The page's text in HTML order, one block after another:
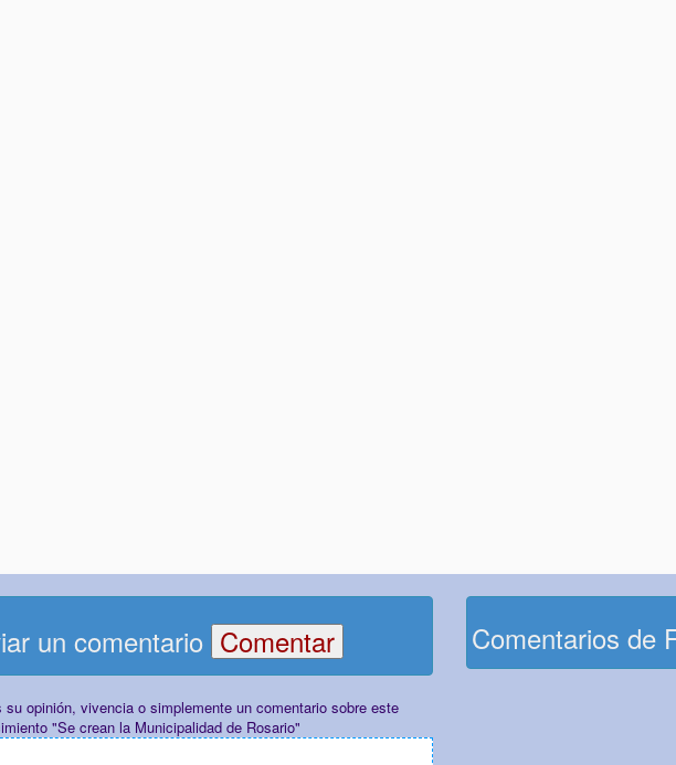
un comentario
su opinión, vivencia o simplemente un comentario sobre este
"Se crean la Municipalidad de Rosario"
Comentarios de